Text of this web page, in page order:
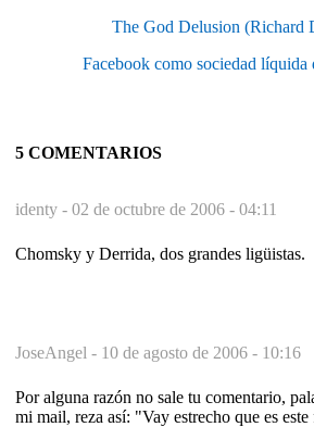
The God Delusion (Richard
Facebook como sociedad
5 COMENTARIOS
identy - 02 de octubre de 2006 - 04:11
Chomsky y Derrida, dos grandes ligüistas.
JoseAngel - 10 de agosto de 2006 - 10:16
Por alguna razón no sale tu comentario,
mi mail, reza así: "Vay estrecho que es